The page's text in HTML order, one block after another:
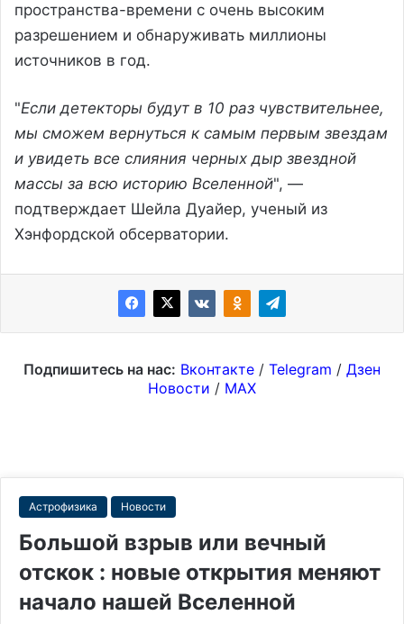
пространства-времени с очень высоким
разрешением и обнаруживать миллионы
источников в год.
"Если детекторы будут в 10 раз чувствительнее,
мы сможем вернуться к самым первым звездам
и увидеть все слияния черных дыр звездной
массы за всю историю Вселенной", —
подтверждает Шейла Дуайер, ученый из
Хэнфордской обсерватории.
Подпишитесь на нас: Вконтакте / Telegram / Дзен
Новости / MAX